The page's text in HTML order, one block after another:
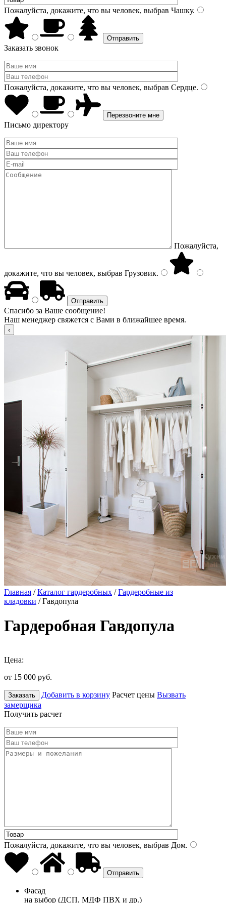
Пожалуйста, докажите, что вы человек, выбрав Чашку.
Заказать звонок
Пожалуйста, докажите, что вы человек, выбрав Сердце.
Письмо директору
Пожалуйста,
докажите, что вы человек, выбрав Грузовик.
Спасибо за Ваше сообщение!
Наш менеджер свяжется с Вами в ближайшее время.
Главная /Каталог гардеробных /Гардеробные из
кладовки / Гавдопула
Гардеробная Гавдопула
Цена:
от 15 000 руб.
Заказать Добавить в корзину Расчет цены Вызвать
замерщика
Получить расчет
Пожалуйста, докажите, что вы человек, выбрав Дом.
Фасад
на выбор (ДСП, МДФ ПВХ и др.)